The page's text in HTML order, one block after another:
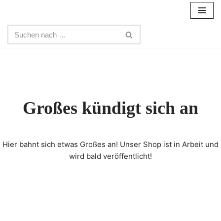
Zum
Inhalt
Großes kündigt sich an
Hier bahnt sich etwas Großes an! Unser Shop ist in Arbeit und
wird bald veröffentlicht!